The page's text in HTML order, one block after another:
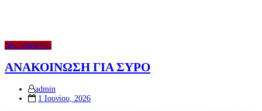
Δημοσιεύσεις
ΑΝΑΚΟΙΝΩΣΗ ΓΙΑ ΣΥΡΟ
admin
Posted
1 Ιουνίου, 2026